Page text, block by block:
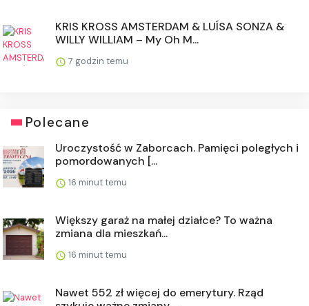
KRIS KROSS AMSTERDAM & LUÍSA SONZA &
WILLY WILLIAM – My Oh M...
7 godzin temu
Polecane
Uroczystość w Zaborcach. Pamięci poległych i
pomordowanych [...
16 minut temu
Większy garaż na małej działce? To ważna
zmiana dla mieszkań...
16 minut temu
Nawet 552 zł więcej do emerytury. Rząd